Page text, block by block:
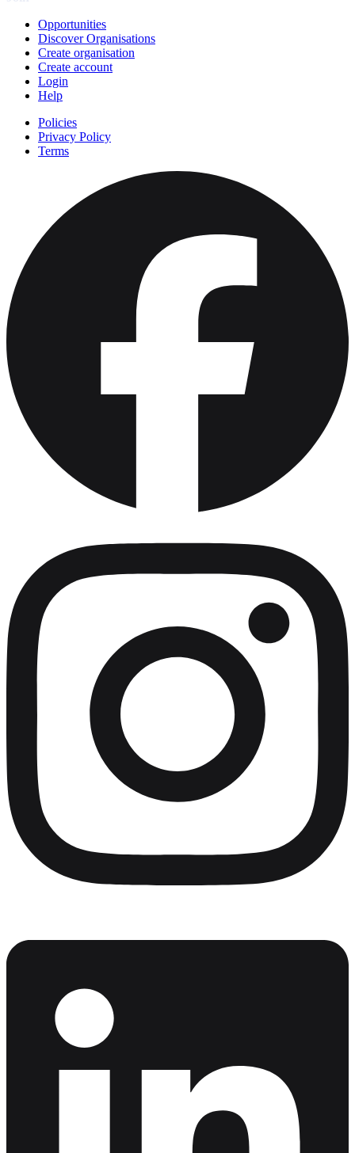
Opportunities
Discover Organisations
Create organisation
Create account
Login
Help
Policies
Privacy Policy
Terms